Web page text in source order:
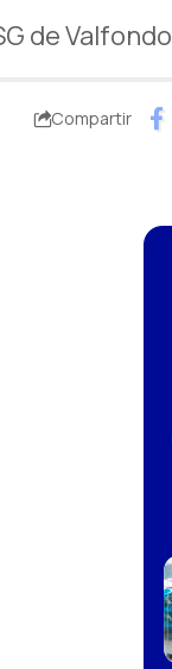
de Valfondo
Compartir